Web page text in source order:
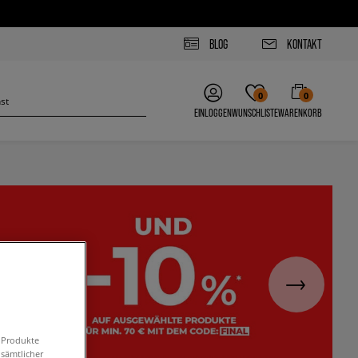
BLOG KONTAKT
EINLOGGEN
0
WUNSCHLISTE
0
WARENKORB